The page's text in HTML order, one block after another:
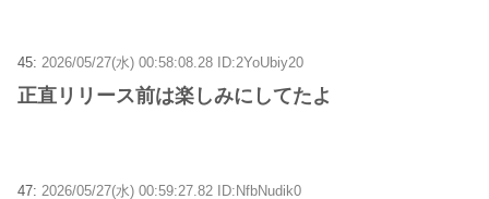
45: 2026/05/27(水) 00:58:08.28 ID:2YoUbiy20
正直リリース前は楽しみにしてたよ
47: 2026/05/27(水) 00:59:27.82 ID:NfbNudik0